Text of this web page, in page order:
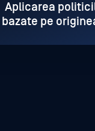
Aplicarea
bazate pe